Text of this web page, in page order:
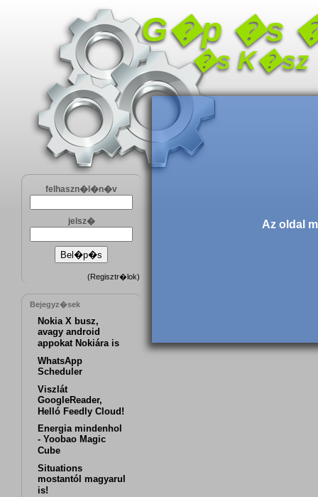
G�p �s
�s K�sz
felhaszn�l�n�v
jelsz�
(Regisztr�lok)
Bejegyz�sek
Nokia X busz,
avagy android
appokat Nokiára is
WhatsApp
Scheduler
Viszlát
GoogleReader,
Helló Feedly Cloud!
Energia mindenhol
- Yoobao Magic
Cube
Situations
mostantól magyarul
is!
Az oldal